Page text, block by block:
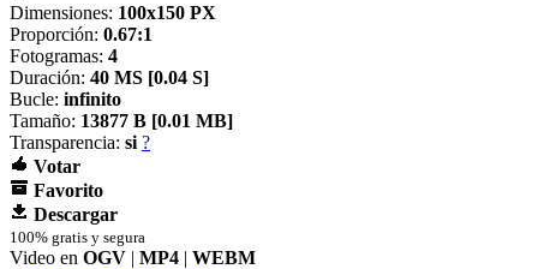
Dimensiones: 100x150 PX
Proporción: 0.67:1
Fotogramas: 4
Duración: 40 MS [0.04 S]
Bucle: infinito
Tamaño: 13877 B [0.01 MB]
Transparencia: si ?
Votar
Favorito
Descargar
100% gratis y segura
Video en OGV | MP4 | WEBM